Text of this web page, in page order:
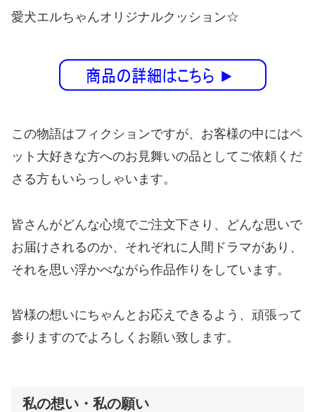
愛犬エルちゃんオリジナルクッション☆
この物語はフィクションですが、お客様の中にはペ
ット大好きな方へのお見舞いの品としてご依頼くだ
さる方もいらっしゃいます。
皆さんがどんな心境でご注文下さり、どんな思いで
お届けされるのか、それぞれに人間ドラマがあり、
それを思い浮かべながら作品作りをしています。
皆様の想いにちゃんとお応えできるよう、頑張って
参りますのでよろしくお願い致します。
私の想い・私の願い